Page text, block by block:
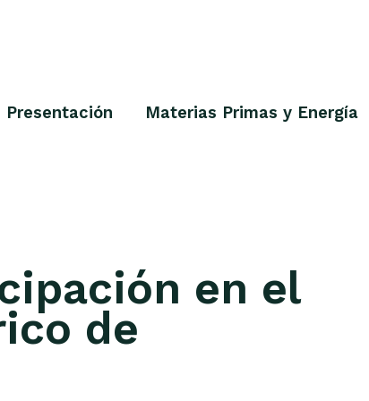
Presentación Materias Primas y Energía
en el
de